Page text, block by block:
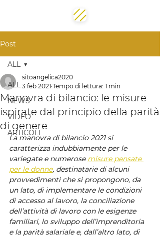
Post
ALL
NEWS
VIDEO
ARTICOLI
ALL
Manovra di bilancio: le misure
ispirate dal principio della parità
di genere
sitoangelica2020
3 feb 2021 Tempo di lettura: 1 min
La manovra di bilancio 2021 si
caratterizza indubbiamente per le
variegate e numerose misure pensate
per le donne, destinatarie di alcuni
provvedimenti che si propongono, da
un lato, di implementare le condizioni
di accesso al lavoro, la conciliazione
dell’attività di lavoro con le esigenze
familiari, lo sviluppo dell’imprenditoria
e la parità salariale e, dall’altro lato, di